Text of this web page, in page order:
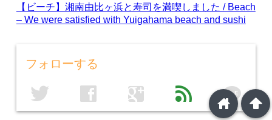
【ビーチ】湘南由比ヶ浜と寿司を満喫しました / Beach
– We were satisfied with Yuigahama beach and sushi
フォローする
twitter facebook google feed line arrowup
home